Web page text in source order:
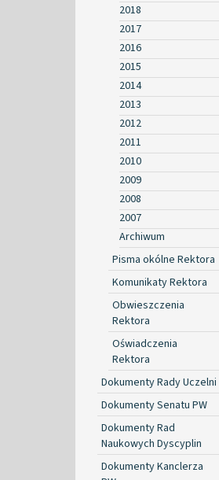
2018
2017
2016
2015
2014
2013
2012
2011
2010
2009
2008
2007
Archiwum
Pisma okólne Rektora
Komunikaty Rektora
Obwieszczenia
Rektora
Oświadczenia
Rektora
Dokumenty Rady Uczelni
Dokumenty Senatu PW
Dokumenty Rad
Naukowych Dyscyplin
Dokumenty Kanclerza